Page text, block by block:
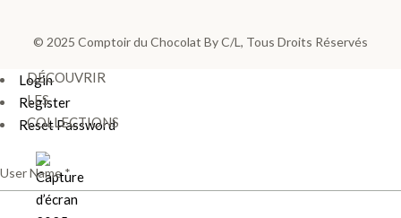
DÉCOUVRIR
LES
COLLECTIONS
© 2025 Comptoir du Chocolat By C/L , Tous Droits Réservés
Login
Register
Reset Password